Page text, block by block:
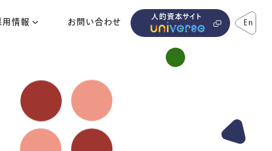
用情報 お問い合わせ 人的資本サイト En